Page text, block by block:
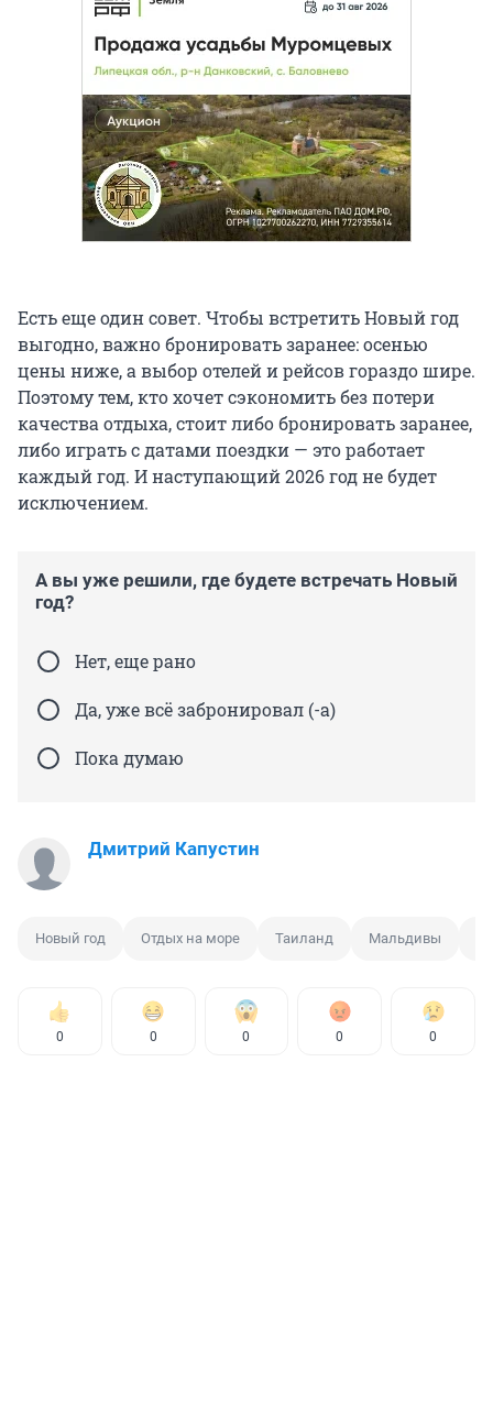
Есть еще один совет. Чтобы встретить Новый год
выгодно, важно бронировать заранее: осенью
цены ниже, а выбор отелей и рейсов гораздо шире.
Поэтому тем, кто хочет сэкономить без потери
качества отдыха, стоит либо бронировать заранее,
либо играть с датами поездки — это работает
каждый год. И наступающий 2026 год не будет
исключением.
А вы уже решили, где будете встречать Новый
год?
Нет, еще рано
Да, уже всё забронировал (-а)
Пока думаю
Дмитрий Капустин
Новый год Отдых на море Таиланд Мальдивы
0 0 0 0 0